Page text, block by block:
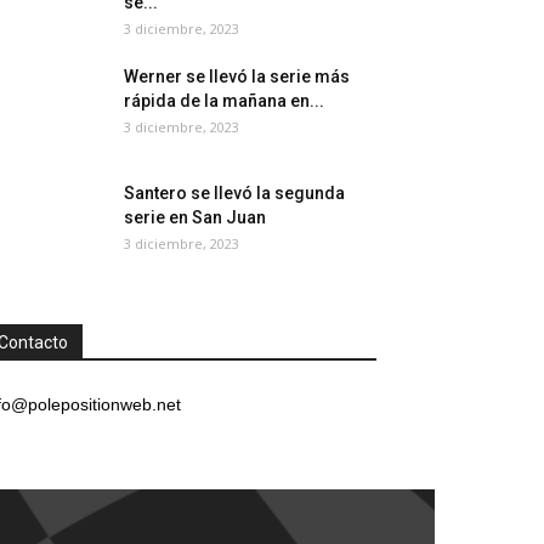
3 diciembre, 2023
Werner se llevó la serie más
rápida de la mañana en...
3 diciembre, 2023
Santero se llevó la segunda
serie en San Juan
3 diciembre, 2023